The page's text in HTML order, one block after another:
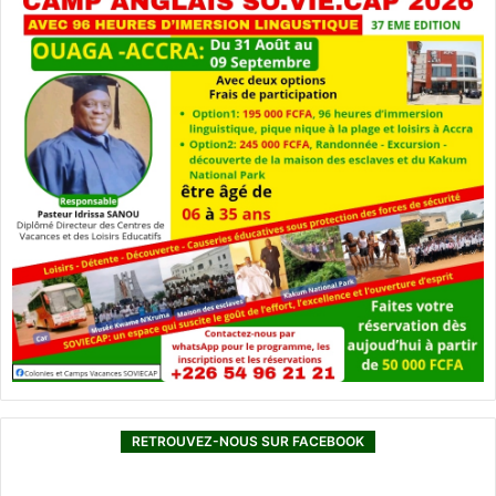
RETROUVEZ-NOUS SUR FACEBOOK